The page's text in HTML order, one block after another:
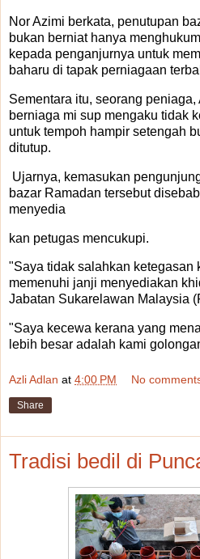
Nor Azimi berkata, penutupan
bukan berniat hanya
kepada penganjurnya untuk
baharu di tapak perniagaan
Sementara itu, seorang
berniaga mi sup mengaku tidak
untuk tempoh hampir setengah
ditutup.
Ujarnya, kemasukan
bazar Ramadan tersebut
menyedia
kan petugas mencukupi.
"Saya tidak salahkan ketegasan
memenuhi janji menyediakan
Jabatan Sukarelawan Malaysia
"Saya kecewa kerana yang
lebih besar adalah kami
Azli Adlan at 4:00 PM No
Share
Tradisi bedil di